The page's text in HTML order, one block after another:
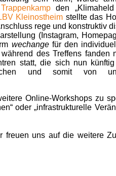
den „Klimaheld
Kleinostheim stellte das
rege und konstruktiv
(Instagram,
wechangefür den
des Treffens fanden
statt, die sich nun
und somit von
Online-Workshops zu
oder „infrastrukturelle
uns auf die weitere